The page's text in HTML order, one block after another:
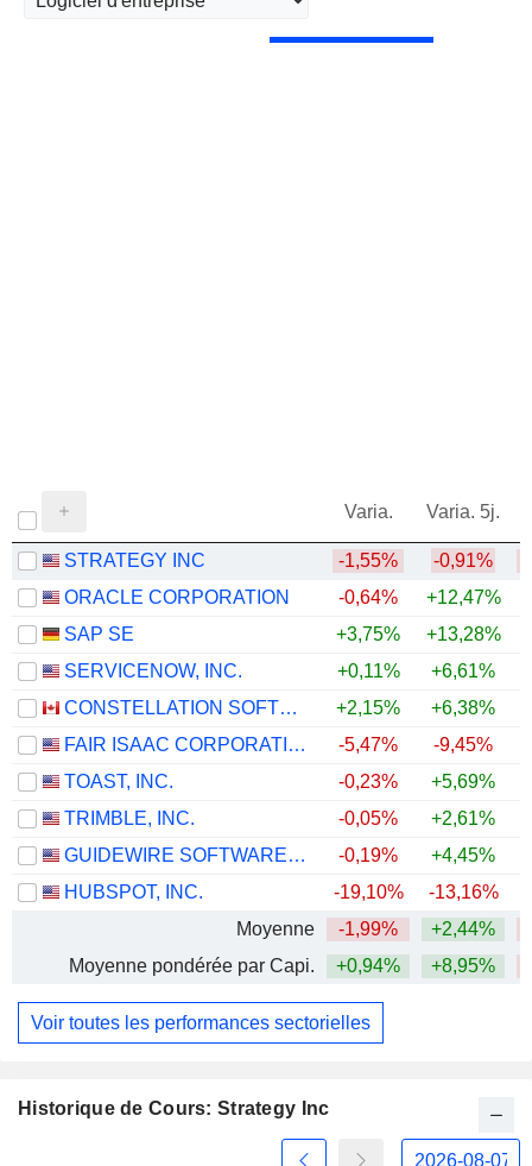
Varia. Varia. 5j.
STRATEGY INC -1,55% -0,91%
ORACLE CORPORATION
-0,64% +12,47%
SAP SE
+3,75% +13,28%
SERVICENOW, INC.
+0,11% +6,61%
CONSTELLATION SOFTWARE INC.
+2,15% +6,38%
FAIR ISAAC CORPORATION
-5,47% -9,45%
TOAST, INC.
-0,23% +5,69%
TRIMBLE, INC.
-0,05% +2,61%
GUIDEWIRE SOFTWARE, INC.
-0,19% +4,45%
HUBSPOT, INC.
-19,10% -13,16%
Moyenne
-1,99% +2,44%
Moyenne pondérée par Capi.
+0,94% +8,95%
Voir toutes les performances sectorielles
Historique de Cours: Strategy Inc